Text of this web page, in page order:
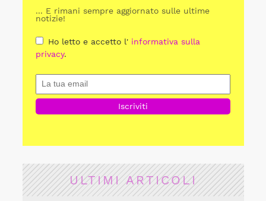
... E rimani sempre aggiornato sulle ultime
notizie!
Ho letto e accetto l' informativa sulla
privacy.
ULTIMI ARTICOLI